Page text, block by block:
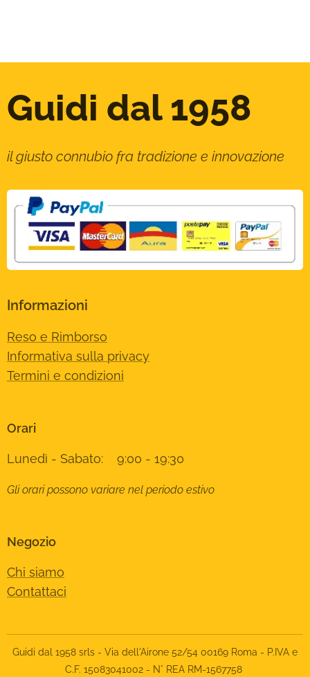
Guidi dal 1958
il giusto connubio fra tradizione e innovazione
Informazioni
Reso e Rimborso
Informativa sulla privacy
Termini e condizioni
Orari
Lunedì - Sabato: 9:00 - 19:30
Gli orari possono variare nel periodo estivo
Negozio
Chi siamo
Contattaci
Guidi dal 1958 srls - Via dell'Airone 52/54 00169 Roma - P.IVA e
C.F. 15083041002 - N° REA RM-1567758